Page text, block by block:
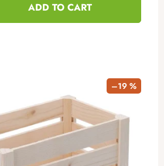
ADD TO CART
–19 %